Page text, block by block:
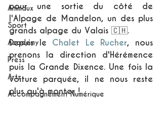
Animaux
Sport
Academy
Press
Arts
Accompagnement Numérique
pour une sortie du côté de
l'Alpage de Mandelon, un des plus
grands alpage du Valais 🇨🇭.
Depuis le Chalet Le Rucher, nous
prenons la direction d'Hérémence
puis la Grande Dixence. Une fois la
voiture parquée, il ne nous reste
plus qu'à monter !